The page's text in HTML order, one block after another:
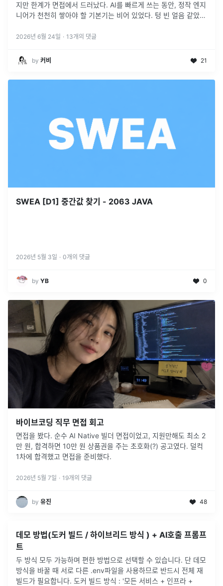
지만 한계가 면접에서 드러났다. AI를 빠르게 쓰는 동안, 정작 엔지
니어가 천천히 쌓아야 할 기본기는 비어 있었다. 텅 빈 얼음 같았던
2026년 6월 24일 · 13개의 댓글
by 커비 21
SWEA [D1] 중간값 찾기 - 2063 JAVA
2026년 5월 3일 · 0개의 댓글
by YB 0
바이브코딩 직무 면접 회고
면접을 봤다. 순수 AI Native 빌더 면접이었고, 지원만해도 최소 2
만 원, 합격하면 10만 원 상품권을 주는 초호화(?) 공고였다. 덜컥
1차에 합격했고 면접을 준비했다.
2026년 5월 7일 · 19개의 댓글
by 유진 48
데모 방법(도커 빌드 / 하이브리드 방식 ) + AI호출 프롬프
트
두 방식 모두 가능하며 편한 방법으로 선택할 수 있습니다. 단 데모
방식을 바꿀 때 서로 다른 .env파일을 사용하므로 반드시 전체 재
빌드가 필요합니다. 도커 빌드 방식 : '모든 서비스 + 인프라 +